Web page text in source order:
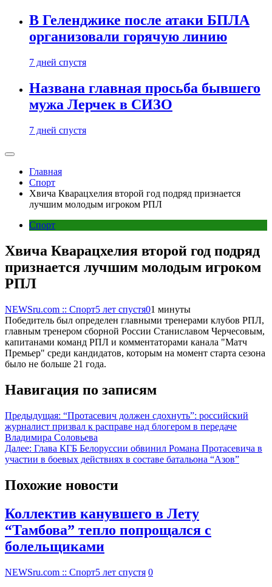
В Геленджике после атаки БПЛА
организовали горячую линию
7 дней спустя
Названа главная просьба бывшего
мужа Лерчек в СИЗО
7 дней спустя
Главная
Спорт
Хвича Кварацхелия второй год подряд признается
лучшим молодым игроком РПЛ
Спорт
Хвича Кварацхелия второй год подряд
признается лучшим молодым игроком
РПЛ
NEWSru.com :: Спорт5 лет спустя01 минуты
Победитель был определен главными тренерами клубов РПЛ,
главным тренером сборной России Станиславом Черчесовым,
капитанами команд РПЛ и комментаторами канала "Матч
Премьер" среди кандидатов, которым на момент старта сезона
было не больше 21 года.
Навигация по записям
Предыдущая: “Протасевич должен сдохнуть”: российский
журналист призвал к расправе над блогером в передаче
Владимира Соловьева
Далее: Глава КГБ Белоруссии обвинил Романа Протасевича в
участии в боевых действиях в составе батальона “Азов”
Похожие новости
Коллектив канувшего в Лету
“Тамбова” тепло попрощался с
болельщиками
NEWSru.com :: Спорт5 лет спустя 0